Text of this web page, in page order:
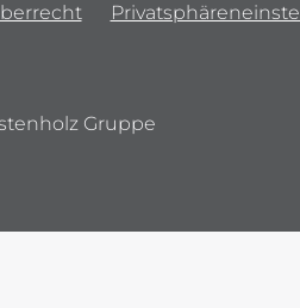
Gruppe